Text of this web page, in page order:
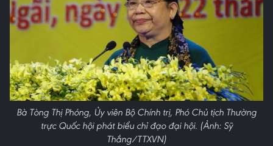
Bà Tòng Thị Phóng, Ủy viên Bộ Chính trị, Phó Chủ tịch Thường
trực Quốc hội phát biểu chỉ đạo đại hội. (Ảnh: Sỹ
Thắng/TTXVN)